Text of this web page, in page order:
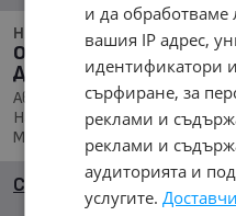
Няма намерени обяви обяви
Обяви за Автомобили и
Добрич, с. Преселенци
Автомобили и Джипове,
Населено място с.
Модел/Цена
Сортиране
и да
вашия IP адрес,
идентификатори
сърфиране, за
реклами и
реклами и
аудиторията и
услугите.